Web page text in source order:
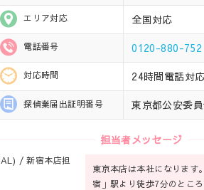
エリア対応 全国対応
電話番号 0120-880-752
対応時間 24時間電話対応
探偵業届出証明番号 東京都公安委
担当者メッセージ
/ 新宿本店担
東京本店は本社になります
宿」駅より徒歩7分のとこ